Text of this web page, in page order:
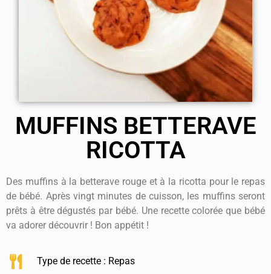
MUFFINS BETTERAVE
RICOTTA
Des muffins à la betterave rouge et à la ricotta pour le repas
de bébé. Après vingt minutes de cuisson, les muffins seront
prêts à être dégustés par bébé. Une recette colorée que bébé
va adorer découvrir ! Bon appétit !
Type de recette : Repas